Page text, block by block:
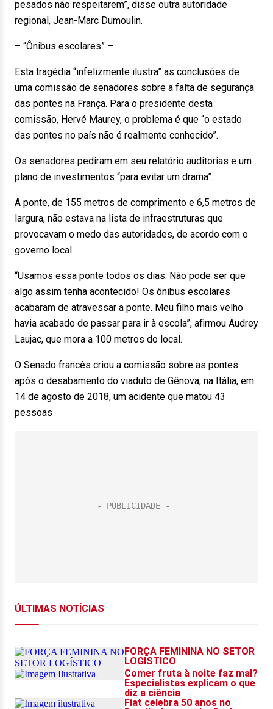
pesados não respeitarem”, disse outra autoridade
regional, Jean-Marc Dumoulin.
– “Ônibus escolares” –
Esta tragédia “infelizmente ilustra” as conclusões de
uma comissão de senadores sobre a falta de segurança
das pontes na França. Para o presidente desta
comissão, Hervé Maurey, o problema é que “o estado
das pontes no país não é realmente conhecido”.
Os senadores pediram em seu relatório auditorias e um
plano de investimentos “para evitar um drama”.
A ponte, de 155 metros de comprimento e 6,5 metros de
largura, não estava na lista de infraestruturas que
provocavam o medo das autoridades, de acordo com o
governo local.
“Usamos essa ponte todos os dias. Não pode ser que
algo assim tenha acontecido! Os ônibus escolares
acabaram de atravessar a ponte. Meu filho mais velho
havia acabado de passar para ir à escola”, afirmou Audrey
Laujac, que mora a 100 metros do local.
O Senado francês criou a comissão sobre as pontes
após o desabamento do viaduto de Gênova, na Itália, em
14 de agosto de 2018, um acidente que matou 43
pessoas